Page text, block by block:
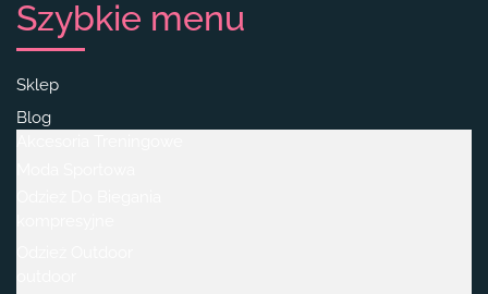
Szybkie menu
Sklep
Blog